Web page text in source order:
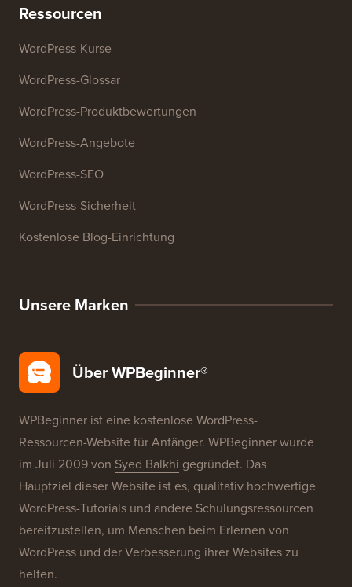
Ressourcen
WordPress-Kurse
WordPress-Glossar
WordPress-Produktbewertungen
WordPress-Angebote
WordPress-SEO
WordPress-Sicherheit
Kostenlose Blog-Einrichtung
Unsere Marken
Über WPBeginner®
WPBeginner ist eine kostenlose WordPress-
Ressourcen-Website für Anfänger. WPBeginner wurde
im Juli 2009 von Syed Balkhi gegründet. Das
Hauptziel dieser Website ist es, qualitativ hochwertige
WordPress-Tutorials und andere Schulungsressourcen
bereitzustellen, um Menschen beim Erlernen von
WordPress und der Verbesserung ihrer Websites zu
helfen.